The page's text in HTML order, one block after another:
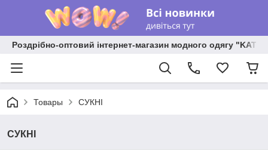
Роздрібно-оптовий інтернет-магазин модного одягу
Товары СУКНІ
СУКНІ